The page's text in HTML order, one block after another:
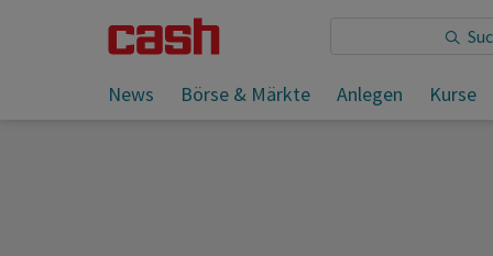
News Börse & Märkte Anlegen Kurse
Sie lesen: